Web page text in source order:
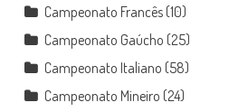
Campeonato Francês(10)
Campeonato Gaúcho (25)
Campeonato Italiano (58)
Campeonato Mineiro (24)